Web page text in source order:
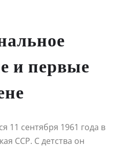
и первые
11 сентября 1961 года в
ССР. С детства он